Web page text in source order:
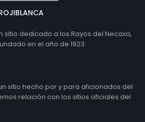
sitio dedicado a los Rayos del Necaxa,
en el año de 1923.
sitio hecho por y para aficionados del
relación con los sitios oficiales del